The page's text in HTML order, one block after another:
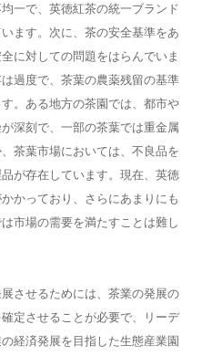
一で、英徳紅茶の統一ブランド
ます。次に、茶の安全基準をあ
に対しての問題をはらんでいま
過度で、茶葉の農薬残留の基準
。ある地方の茶園では、都市や
深刻で、一部の茶葉では重金属
茶葉市場においては、不良品を
が存在しています。現在、英徳
かっており、さらにあまりにも
市場の需要を満たすことは難し
させるためには、茶業の発展の
定させることが必要で、リーデ
経済発展を目指した生態産業園